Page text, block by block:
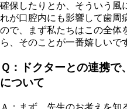
確保したりとか、そういう風
れが口腔内にも影響して歯周
ので、まず私たちはこの全体
ら、そのことが一番嬉しいで
Ｑ：ドクターとの連携
について
Ａ：まず、先生のお考えを